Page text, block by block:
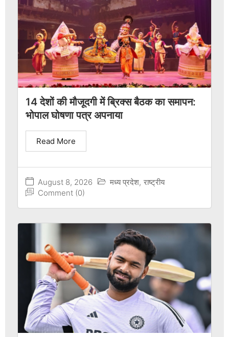
14 देशों की मौजूदगी में ब्रिक्स बैठक का समापन:
भोपाल घोषणा पत्र अपनाया
August 8, 2026 मध्य प्रदेश, राष्ट्रीय
Comment (0)
Read More